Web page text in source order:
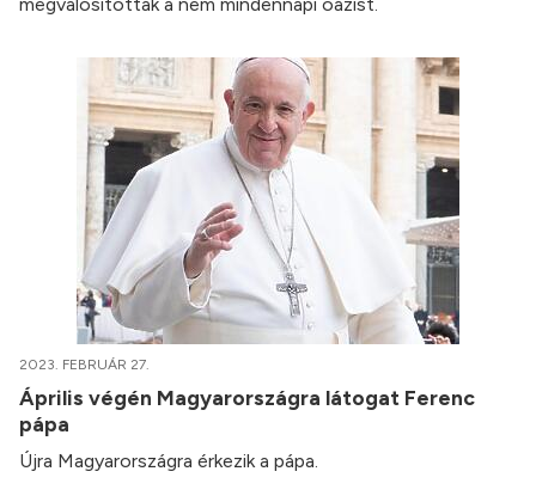
2023. FEBRUÁR 27.
Április végén Magyarországra látogat Ferenc
pápa
Újra Magyarországra érkezik a pápa.